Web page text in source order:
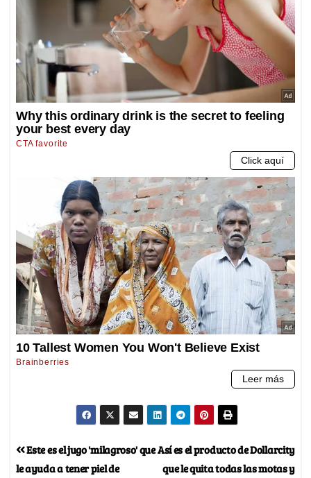
Así es el producto de Dollarcity
que le quita todas las motas y
Este es el jugo 'milagroso' que
le ayuda a tener piel de